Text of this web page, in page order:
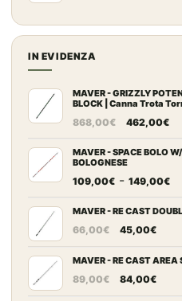
a
da
IN EVIDENZA
MAVER - GRIZZLY
BLOCK | Canna Trota
868,00€
Il
originale
era:
868,00€.
462,00€Il
MAVER - SPACE BOLO
BOLOGNESE
109,00€ - 149,00€
a
MAVER - RE CAST
66,00€
Il
originale
era:
45,00€Il
è:
MAVER - RE CAST
89,00€
Il
84,00€Il